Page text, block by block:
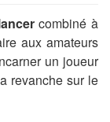
combiné à
aux amateurs
un joueur
revanche sur le